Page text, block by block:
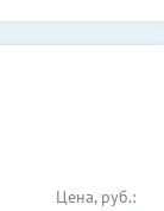
Цена, руб.: